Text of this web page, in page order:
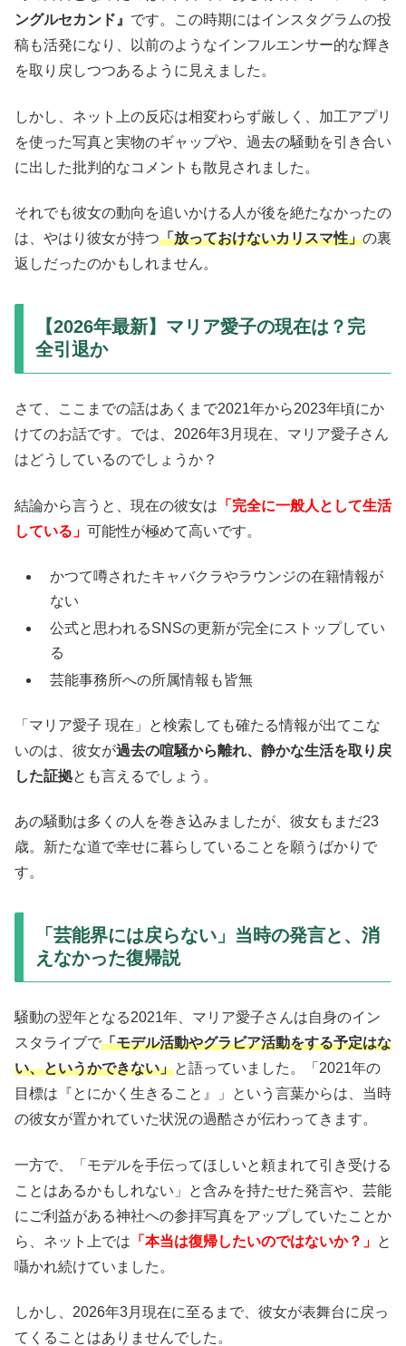
ングルセカンド』 です。この時期にはインスタグラムの投
稿も活発になり、以前のようなインフルエンサー的な輝き
を取り戻しつつあるように見えました。
しかし、ネット上の反応は相変わらず厳しく、加工アプリ
を使った写真と実物のギャップや、過去の騒動を引き合い
に出した批判的なコメントも散見されました。
それでも彼女の動向を追いかける人が後を絶たなかったの
は、やはり彼女が持つ「放っておけないカリスマ性」の裏
返しだったのかもしれません。
【2026年最新】マリア愛子の現在は？完
全引退か
さて、ここまでの話はあくまで2021年から2023年頃にか
けてのお話です。では、2026年3月現在、マリア愛子さん
はどうしているのでしょうか？
結論から言うと、現在の彼女は 「完全に一般人として生活
している」 可能性が極めて高いです。
かつて噂されたキャバクラやラウンジの在籍情報が
ない
公式と思われるSNSの更新が完全にストップしてい
る
芸能事務所への所属情報も皆無
「マリア愛子 現在」と検索しても確たる情報が出てこな
いのは、彼女が過去の喧騒から離れ、静かな生活を取り戻
した証拠とも言えるでしょう。
あの騒動は多くの人を巻き込みましたが、彼女もまだ23
歳。新たな道で幸せに暮らしていることを願うばかりで
す。
「芸能界には戻らない」当時の発言と、消
えなかった復帰説
騒動の翌年となる2021年、マリア愛子さんは自身のイン
スタライブで「モデル活動やグラビア活動をする予定はな
い、というかできない」と語っていました。「2021年の
目標は『とにかく生きること』」という言葉からは、当時
の彼女が置かれていた状況の過酷さが伝わってきます。
一方で、「モデルを手伝ってほしいと頼まれて引き受ける
ことはあるかもしれない」と含みを持たせた発言や、芸能
にご利益がある神社への参拝写真をアップしていたことか
ら、ネット上では 「本当は復帰したいのではないか？」 と
囁かれ続けていました。
しかし、2026年3月現在に至るまで、彼女が表舞台に戻っ
てくることはありませんでした。